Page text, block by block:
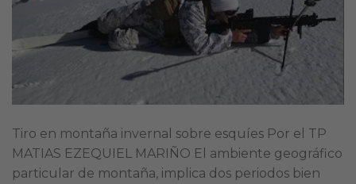
Tiro en montaña invernal sobre esquíes Por el TP
MATIAS EZEQUIEL MARIÑO El ambiente geográfico
particular de montaña, implica dos periodos bien